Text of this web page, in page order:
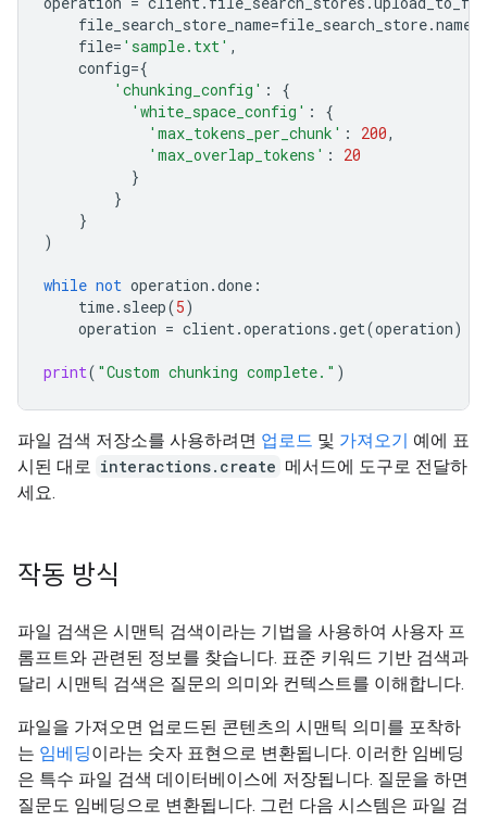
file_search_store_name=file_search_store.name
file= 'sample.txt' ,
config={
'chunking_config' :
{
'white_space_config' :
{
'max_tokens_per_chunk' : 200,
'max_overlap_tokens' :
20
}
}
}
)
while not operation .done :
time. sleep(5)
operation = client.operations .get(operation)
print( "Custom chunking complete." )
파일 검색 저장소를 사용하려면 업로드 및 가져오기 예에 표
시된 대로 interactions.create 메서드에 도구로 전달하
세요.
작동 방식
파일 검색은 시맨틱 검색이라는 기법을 사용하여 사용자 프
롬프트와 관련된 정보를 찾습니다. 표준 키워드 기반 검색과
달리 시맨틱 검색은 질문의 의미와 컨텍스트를 이해합니다.
파일을 가져오면 업로드된 콘텐츠의 시맨틱 의미를 포착하
는 임베딩이라는 숫자 표현으로 변환됩니다. 이러한 임베딩
은 특수 파일 검색 데이터베이스에 저장됩니다. 질문을 하면
질문도 임베딩으로 변환됩니다. 그런 다음 시스템은 파일 검